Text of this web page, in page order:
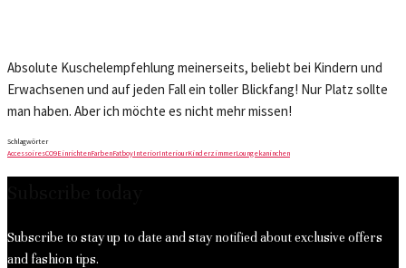
Absolute Kuschelempfehlung meinerseits, beliebt bei Kindern und
Erwachsenen und auf jeden Fall ein toller Blickfang! Nur Platz sollte
man haben. Aber ich möchte es nicht mehr missen!
Schlagwörter
AccessoiresCO9EinrichtenFarbenFatboyInteriorInteriourKinderzimmerLoungekaninchen
Subscribe to stay up to date and stay notified about exclusive offers
and fashion tips.